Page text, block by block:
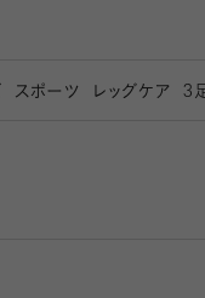
スポーツ レッグケア 3